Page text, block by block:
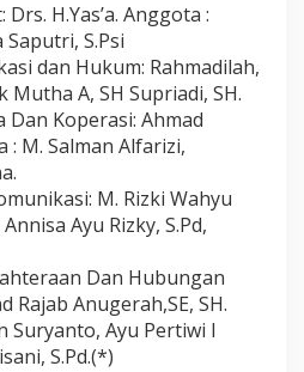
H.Yas’a. Anggota :
S.Psi
dan Hukum: Rahmadilah,
Mutha A, SH Supriadi, SH.
Dan Koperasi: Ahmad
: M. Salman Alfarizi,
M. Rizki Wahyu
Ayu Rizky, S.Pd,
Dan Hubungan
Rajab Anugerah,SE, SH.
Suryanto, Ayu Pertiwi I
S.Pd.(*)